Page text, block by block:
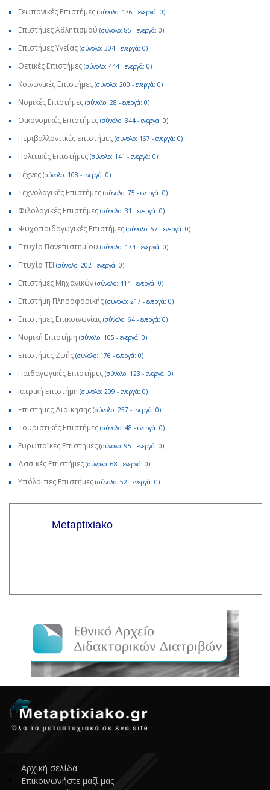
Γεωπονικές Επιστήμες (σύνολο: 176 - ενεργά: 0)
Επιστήμες Αθλητισμού (σύνολο: 85 - ενεργά: 0)
Επιστήμες Υγείας (σύνολο: 304 - ενεργά: 0)
Θετικές Επιστήμες (σύνολο: 444 - ενεργά: 0)
Κοινωνικές Επιστήμες (σύνολο: 200 - ενεργά: 0)
Νομικές Επιστήμες (σύνολο: 28 - ενεργά: 0)
Οικονομικές Επιστήμες (σύνολο: 344 - ενεργά: 0)
Περιβαλλοντικές Επιστήμες (σύνολο: 167 - ενεργά: 0)
Πολιτικές Επιστήμες (σύνολο: 141 - ενεργά: 0)
Τέχνες (σύνολο: 108 - ενεργά: 0)
Τεχνολογικές Επιστήμες (σύνολο: 75 - ενεργά: 0)
Φιλολογικές Επιστήμες (σύνολο: 31 - ενεργά: 0)
Ψυχοπαιδαγωγικές Επιστήμες (σύνολο: 57 - ενεργά: 0)
Πτυχίο Πανεπιστημίου (σύνολο: 174 - ενεργά: 0)
Πτυχίο ΤΕΙ (σύνολο: 202 - ενεργά: 0)
Επιστήμες Μηχανικών (σύνολο: 414 - ενεργά: 0)
Επιστήμη Πληροφορικής (σύνολο: 217 - ενεργά: 0)
Επιστήμες Επικοινωνίας (σύνολο: 64 - ενεργά: 0)
Νομική Επιστήμη (σύνολο: 105 - ενεργά: 0)
Επιστήμες Ζωής (σύνολο: 176 - ενεργά: 0)
Παιδαγωγικές Επιστήμες (σύνολο: 123 - ενεργά: 0)
Ιατρική Επιστήμη (σύνολο: 209 - ενεργά: 0)
Επιστήμες Διοίκησης (σύνολο: 257 - ενεργά: 0)
Τουριστικές Επιστήμες (σύνολο: 48 - ενεργά: 0)
Ευρωπαϊκές Επιστήμες (σύνολο: 95 - ενεργά: 0)
Δασικές Επιστήμες (σύνολο: 68 - ενεργά: 0)
Υπόλοιπες Επιστήμες (σύνολο: 52 - ενεργά: 0)
Αρχική σελίδα
Επικοινωνήστε μαζί μας